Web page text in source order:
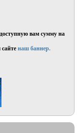
вам сумму на
наш баннер.